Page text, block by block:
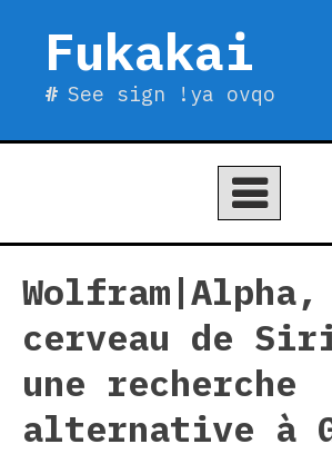
contentFukakai
See sign !ya ovqo
cerveau de
une recherche
alternative à